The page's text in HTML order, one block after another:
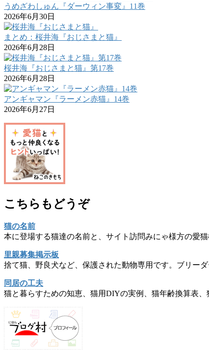
うめざわしゅん『ダーウィン事変』11巻
2026年6月30日
まとめ：桜井海『おじさまと猫』
2026年6月28日
桜井海『おじさまと猫』第17巻
2026年6月28日
アンギャマン『ラーメン赤猫』14巻
2026年6月27日
こちらもどうぞ
猫の名前
本に登場する猫達の名前と、サイト訪問みにゃ様方の愛猫
里親募集掲示板
捨て猫、野良犬など、保護された動物専用です。ブリー
同居の工夫
猫と暮らすための知恵、猫用DIYの実例、猫年齢換算表